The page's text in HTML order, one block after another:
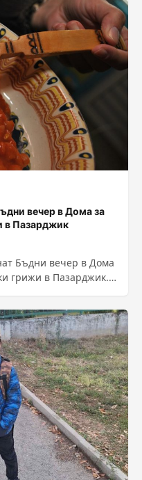
вечер в Дома за
в Пазарджик
Бъдни вечер в Дома
грижи в Пазарджик.